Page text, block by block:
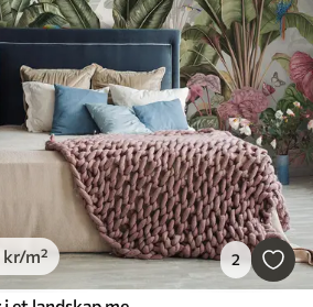
Smart
Tilbakestill alt
kr/m² 2